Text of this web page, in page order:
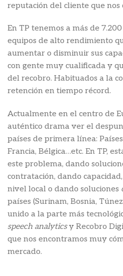
reputación del cliente que nos
En TP tenemos a más de
equipos de alto rendimiento
aumentar o disminuir sus
con gente muy cualificada y
del recobro. Habituados a la
retención en tiempo récord.
Actualmente en el centro de
auténtico drama ver el
países de primera línea:
Francia, Bélgica…etc. En TP,
este problema, dando
contratación, dando
nivel local o dando soluciones
países (Surinam, Bosnia,
unido a la parte más
speech analyticsy Recobro
que nos encontramos muy
mercado.